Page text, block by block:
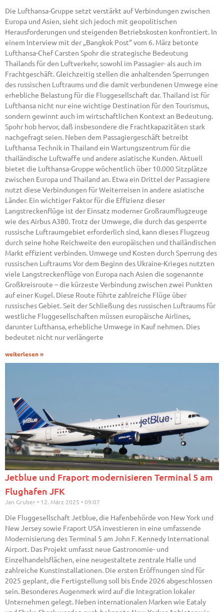
Die Lufthansa-Gruppe setzt verstärkt auf Verbindungen zwischen
Europa und Asien, sieht sich jedoch mit geopolitischen
Herausforderungen und steigenden Betriebskosten konfrontiert. In
einem Interview mit der „Bangkok Post“ vom 6. März betonte
Lufthansa-Chef Carsten Spohr die strategische Bedeutung
Thailands für den Luftverkehr, sowohl im Passagier- als auch im
Frachtgeschäft. Gleichzeitig stellen die anhaltenden Sperrungen
des russischen Luftraums und die damit verbundenen Umwege eine
erhebliche Belastung für die Fluggesellschaft dar. Thailand ist für
Lufthansa nicht nur eine wichtige Destination für den Tourismus,
sondern gewinnt auch im wirtschaftlichen Kontext an Bedeutung.
Spohr hob hervor, daß insbesondere die Frachtkapazitäten stark
nachgefragt seien. Neben dem Passagiergeschäft betreibt
Lufthansa Technik in Thailand ein Wartungszentrum für die
thailändische Luftwaffe und andere asiatische Kunden. Aktuell
bietet die Lufthansa-Gruppe wöchentlich über 10.000 Sitzplätze
zwischen Europa und Thailand an. Etwa ein Drittel der Passagiere
nutzt diese Verbindungen für Weiterreisen in andere asiatische
Länder. Ein wichtiger Faktor für die Effizienz dieser
Langstreckenflüge ist der Einsatz moderner Großraumflugzeuge
wie des Airbus A380. Trotz der Umwege, die durch das gesperrte
russische Luftraumgebiet erforderlich sind, kann dieses Flugzeug
durch seine hohe Reichweite den europäischen und thailändischen
Markt effizient verbinden. Umwege und Kosten durch Sperrung des
russischen Luftraums Vor dem Beginn des Ukraine-Krieges nutzten
viele Langstreckenflüge von Europa nach Asien die sogenannte
Großkreisroute – die kürzeste Verbindung zwischen zwei Punkten
auf einer Kugel. Diese Route führte zahlreiche Flüge über
russisches Gebiet. Seit der Schließung des russischen Luftraums für
westliche Fluggesellschaften müssen europäische Airlines,
darunter Lufthansa, erhebliche Umwege in Kauf nehmen. Dies
bedeutet nicht nur verlängerte
weiterlesen »
Jetblue und Fraport modernisieren Terminal 5 am
Flughafen JFK
Jan Gruber 12. März 2025 09:07
Die Fluggesellschaft Jetblue, die Hafenbehörde von New York und
New Jersey sowie Fraport USA investieren in eine umfassende
Modernisierung des Terminal 5 am John F. Kennedy International
Airport. Das Projekt umfasst neue Gastronomie- und
Einzelhandelsflächen, eine neugestaltete zentrale Halle und
zahlreiche Kunstinstallationen. Die ersten Eröffnungen sind für
2025 geplant, die Fertigstellung soll bis Ende 2026 abgeschlossen
sein. Besonderes Augenmerk wird auf die Integration lokaler
Unternehmen gelegt. Neben internationalen Marken wie Eataly